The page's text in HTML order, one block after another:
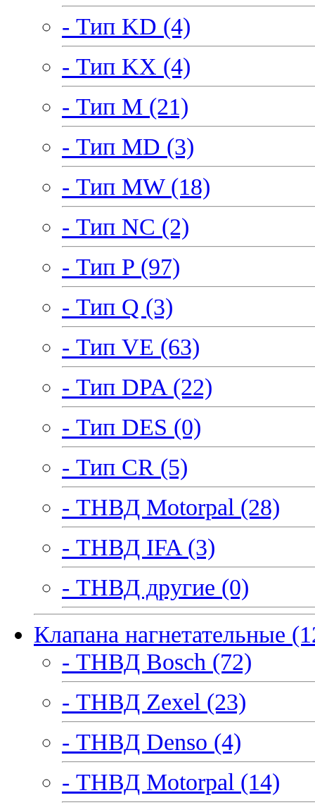
- Тип KD (4)
- Тип KX (4)
- Тип M (21)
- Тип MD (3)
- Тип MW (18)
- Тип NC (2)
- Тип P (97)
- Тип Q (3)
- Тип VE (63)
- Тип DPA (22)
- Тип DES (0)
- Тип CR (5)
- ТНВД Motorpal (28)
- ТНВД IFA (3)
- ТНВД другие (0)
Клапана нагнетательные
- ТНВД Bosch (72)
- ТНВД Zexel (23)
- ТНВД Denso (4)
- ТНВД Motorpal (14)